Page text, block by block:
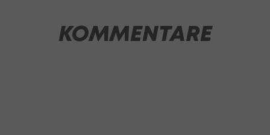
KOMMENTARE